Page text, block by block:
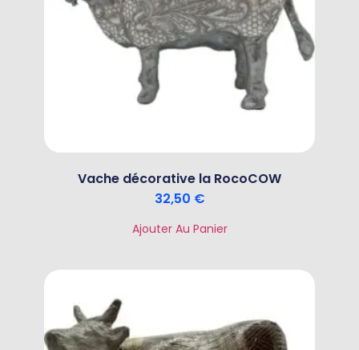
Vache décorative la RocoCOW
32,50 €
Ajouter Au Panier